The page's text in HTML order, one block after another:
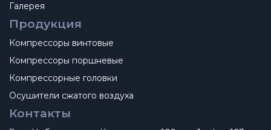
Галерея
Продукция
Компрессоры винтовые
Компрессоры поршневые
Компрессорные головки
Осушители сжатого воздуха
Контакты